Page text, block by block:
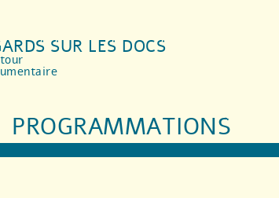
SUR LES DOCS
PROGRAMMATIONS